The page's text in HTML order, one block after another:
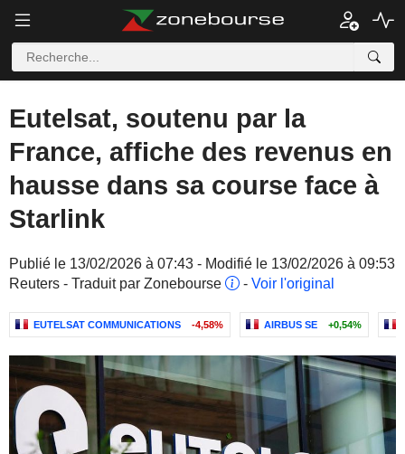
Eutelsat, soutenu par la
France, affiche des revenus en
hausse dans sa course face à
Starlink
Publié le 13/02/2026 à 07:43 - Modifié le 13/02/2026 à 09:53
Reuters - Traduit par Zonebourse
- Voir l'original
EUTELSAT COMMUNICATIONS -4,58% AIRBUS SE +0,54%